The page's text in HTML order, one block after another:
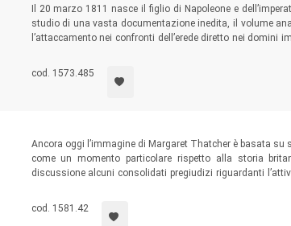
Il 20 marzo 1811 nasce il figlio di Napoleone e
studio di una vasta documentazione inedita, il volume
l’attaccamento nei confronti dell’erede diretto nei
legittimante atte a esaltare il consolidamento dinastico
autentico dono celeste.
cod. 1573.485
Ancora oggi l’immagine di Margaret Thatcher è basata
come un momento particolare rispetto alla storia
discussione alcuni consolidati pregiudizi riguardanti
originale, equilibrata e innovativa di diversi aspetti della
Reagan e del suo europeismo.
cod. 1581.42